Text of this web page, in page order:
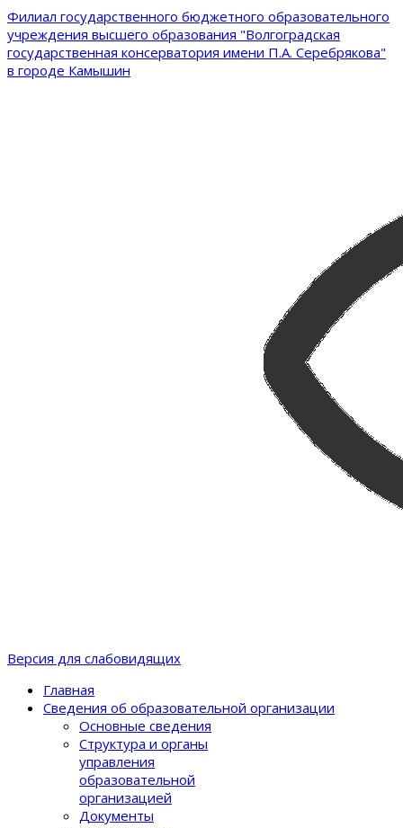
Филиал государственного бюджетного образовательного
учреждения высшего образования "Волгоградская
государственная консерватория имени П.А. Серебрякова"
в городе Камышин
Версия для слабовидящих
Главная
Сведения об образовательной организации
Основные сведения
Структура и органы
управления
образовательной
организацией
Документы